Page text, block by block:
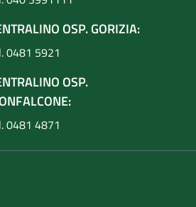
OSP. GORIZIA:
0481 5921
OSP.
0481 4871